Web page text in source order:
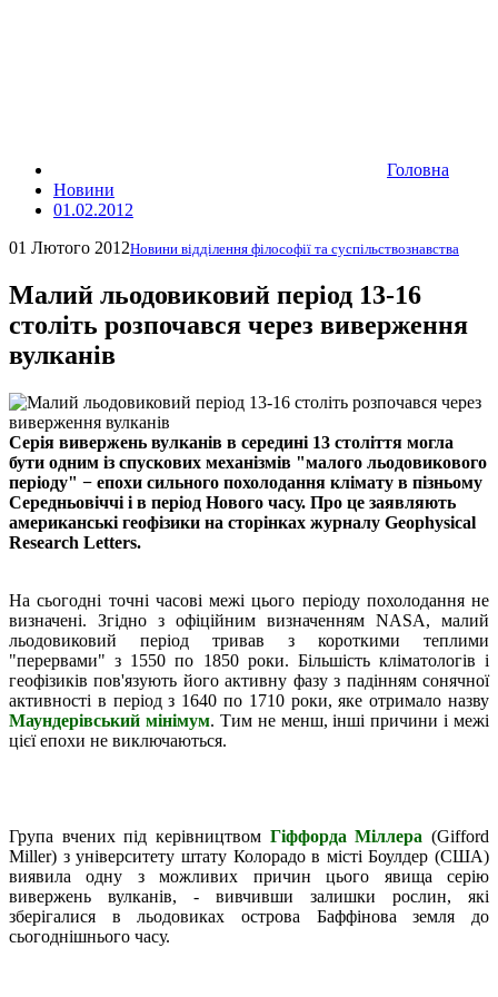
Головна
Новини
01.02.2012
01 Лютого 2012Новини відділення філософії та суспільствознавства
Малий льодовиковий період 13-16
століть розпочався через виверження
вулканів
Серія вивержень вулканів в середині 13 століття могла
бути одним із спускових механізмів "малого льодовикового
періоду" − епохи сильного похолодання клімату в пізньому
Середньовіччі і в період Нового часу. Про це заявляють
американські геофізики на сторінках журналу Geophysical
Research Letters.
На сьогодні точні часові межі цього періоду похолодання не
визначені. Згідно з офіційним визначенням NASA, малий
льодовиковий період тривав з короткими теплими
"перервами" з 1550 по 1850 роки. Більшість кліматологів і
геофізиків пов'язують його активну фазу з падінням сонячної
активності в період з 1640 по 1710 роки, яке отримало назву
Маундерівський мінімум. Тим не менш, інші причини і межі
цієї епохи не виключаються.
Група вчених під керівництвом Гіффорда Міллера (Gifford
Miller) з університету штату Колорадо в місті Боулдер (США)
виявила одну з можливих причин цього явища серію
вивержень вулканів, - вивчивши залишки рослин, які
зберігалися в льодовиках острова Баффінова земля до
сьогоднішнього часу.